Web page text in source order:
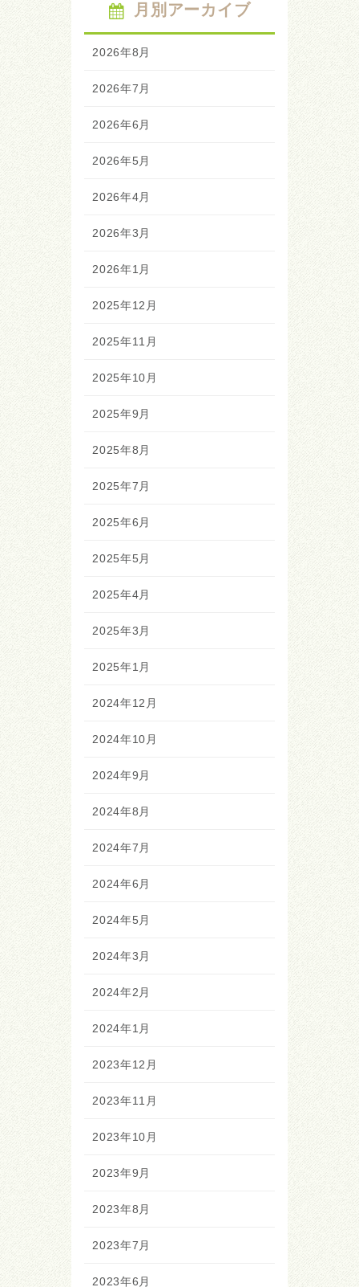
月別アーカイブ
2026年8月
2026年7月
2026年6月
2026年5月
2026年4月
2026年3月
2026年1月
2025年12月
2025年11月
2025年10月
2025年9月
2025年8月
2025年7月
2025年6月
2025年5月
2025年4月
2025年3月
2025年1月
2024年12月
2024年10月
2024年9月
2024年8月
2024年7月
2024年6月
2024年5月
2024年3月
2024年2月
2024年1月
2023年12月
2023年11月
2023年10月
2023年9月
2023年8月
2023年7月
2023年6月